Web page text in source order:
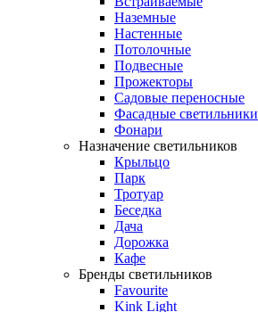
Наземные
Настенные
Потолочные
Подвесные
Прожекторы
Садовые переносные
Фасадные светильники
Фонари
Назначение светильников
Крыльцо
Парк
Тротуар
Беседка
Дача
Дорожка
Кафе
Бренды светильников
Favourite
Kink Light